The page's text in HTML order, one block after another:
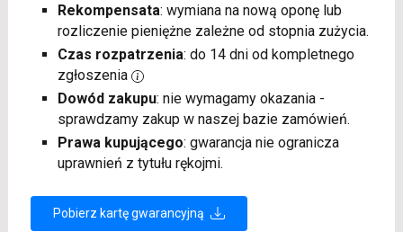
Rekompensata: wymiana na nową oponę lub
rozliczenie pieniężne zależne od stopnia zużycia.
Czas rozpatrzenia: do 14 dni od kompletnego
zgłoszenia
Dowód zakupu: nie wymagamy okazania -
sprawdzamy zakup w naszej bazie zamówień.
Prawa kupującego: gwarancja nie ogranicza
uprawnień z tytułu rękojmi.
Pobierz kartę gwarancyjną